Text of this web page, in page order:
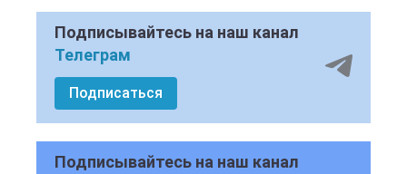
Подписывайтесь на наш канал
Телеграм
Подписаться
Подписывайтесь на наш канал